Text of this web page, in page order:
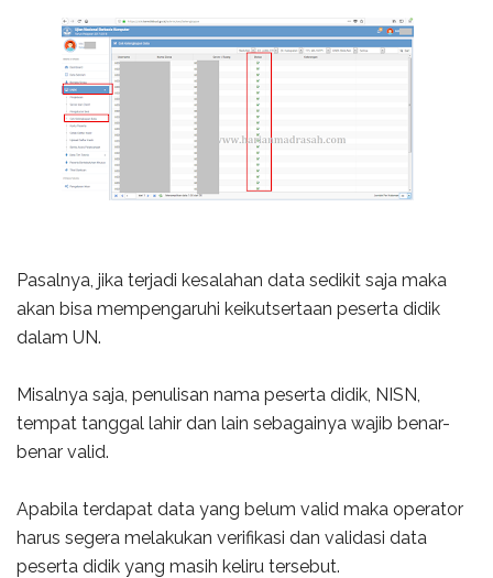
Pasalnya, jika terjadi kesalahan data sedikit saja maka
akan bisa mempengaruhi keikutsertaan peserta didik
dalam UN.
Misalnya saja, penulisan nama peserta didik, NISN,
tempat tanggal lahir dan lain sebagainya wajib benar-
benar valid.
Apabila terdapat data yang belum valid maka operator
harus segera melakukan verifikasi dan validasi data
peserta didik yang masih keliru tersebut.